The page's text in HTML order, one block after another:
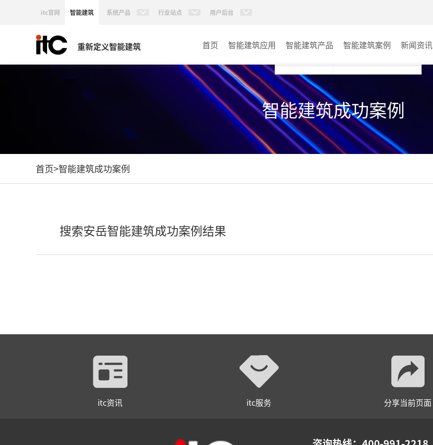
itc官网 智能建筑 系统产品 行业站点 用户后台
重新定义智能建筑 首页 智能建筑应用 智能建筑产品
智能建筑系列
智能建筑案例
政府单位
学校
其它
新闻资讯
智能建筑成功案例
首页>智能建筑成功案例
搜索安岳智能建筑成功案例结果
itc资讯 itc服务 分享当前页面